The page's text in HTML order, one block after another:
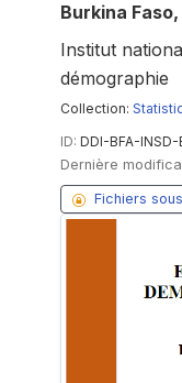
Burkina Faso,
Institut
démographie
Collection:
ID: DDI-BFA-
Dernière
Fichiers